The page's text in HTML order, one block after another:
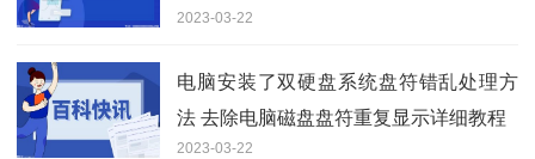
骤
2023-03-22
电脑安装了双硬盘系统盘符错乱处理方
法 去除电脑磁盘盘符重复显示详细教程
2023-03-22